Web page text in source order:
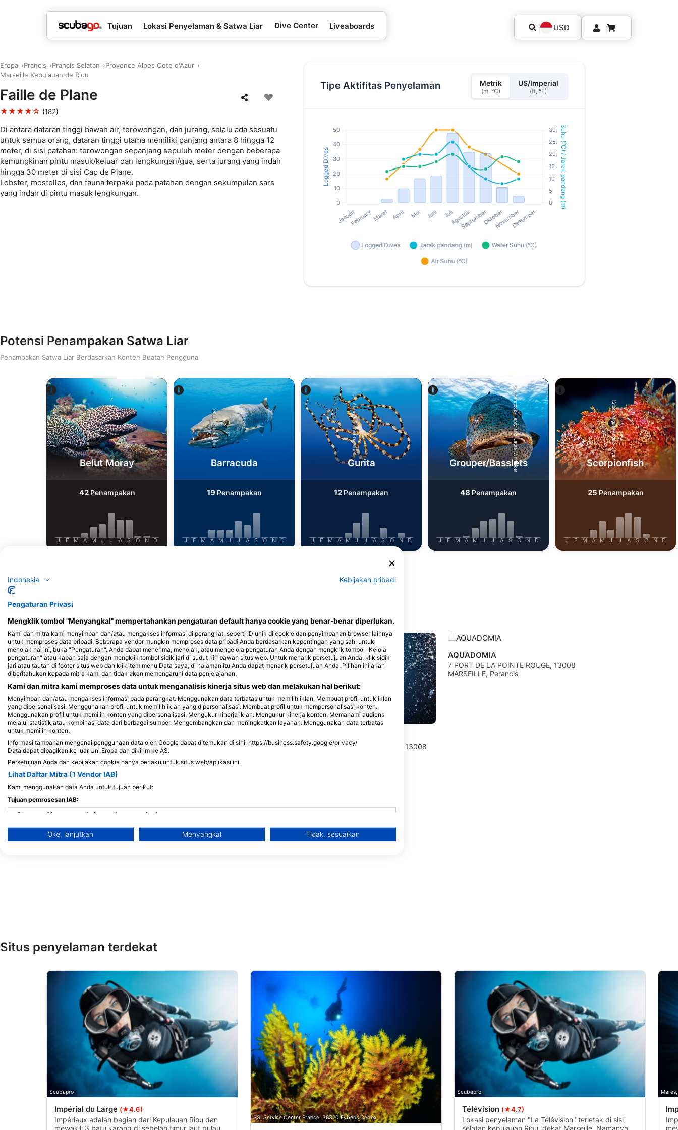
Tujuan Lokasi Penyelaman & Satwa Liar Dive Center Liveaboards USD
Eropa Prancis Prancis Selatan
Provence Alpes Cote d'Azur
Marseille Kepulauan de Riou
Faille de Plane
★★★★☆ (182)
Di antara dataran tinggi bawah air, terowongan, dan jurang, selalu ada sesuatu
untuk semua orang, dataran tinggi utama memiliki panjang antara 8 hingga 12
meter, di sisi patahan: terowongan sepanjang sepuluh meter dengan beberapa
kemungkinan pintu masuk/keluar dan lengkungan/gua, serta jurang yang indah
hingga 30 meter di sisi Cap de Plane.
Lobster, mostelles, dan fauna terpaku pada patahan dengan sekumpulan sars
yang indah di pintu masuk lengkungan.
Tipe Aktifitas Penyelaman Metrik
(m, °C)
US/Imperial
(ft, °F)
Potensi Penampakan Satwa Liar
Penampakan Satwa Liar Berdasarkan Konten Buatan Pengguna
Alamy-WaterFrame
Belut Moray
42Penampakan
J F M A M J J A S O N D
iStock-Global_Pics
Barracuda
19Penampakan
J F M A M J J A S O N D
Alamy/Reinhard Dirscherl
Gurita
12 Penampakan
J F M A M J J A S O N D
Shutterstock-Henry_and_Laura_Whittaker
Grouper/Basslets
48 Penampakan
J F M A M J J A S O N D
iStock-Miguel-Angelo-Silva.
Scorpionfish
25 Penampakan
J F M A M J J A S O N D
Pusat Penyelaman yang Melayani Situs Selam Ini
ATELIER DE LA MER
Port de la Pointe Rouge, 13008
MARSEILLE, Perancis
Port de la Pointe Rouge, 13008
MARSEILLE, Perancis
Atmos, Port de la Pointe Rouge, 13008
AQUADOMIA
7 PORT DE LA POINTE ROUGE, 13008
MARSEILLE, Perancis
UCPA Cap Croisette
chemin des Croisettes, 13008 MARSEILLE, Perancis
Situs penyelaman terdekat
Scubapro
Impérial du Large (★4.6)
Impériaux adalah bagian dari Kepulauan Riou dan
mewakili 3 batu karang di sebelah timur laut pulau,
SSI Service Center France, 38320 Eybens Cedex
Scubapro
Télévision (★4.7)
Lokasi penyelaman "La Télévision" terletak di sisi
selatan kepulauan Riou, dekat Marseille. Namanya
Indonesia Kebijakan pribadi
Pengaturan Privasi
Mengklik tombol "Menyangkal" mempertahankan pengaturan default hanya cookie yang benar-benar diperlukan.
Kami dan mitra kami menyimpan dan/atau mengakses informasi di perangkat, seperti ID unik di cookie dan penyimpanan browser lainnya
untuk memproses data pribadi. Beberapa vendor mungkin memproses data pribadi Anda berdasarkan kepentingan yang sah, untuk
menolak hal ini, buka "Pengaturan". Anda dapat menerima, menolak, atau mengelola pengaturan Anda dengan mengklik tombol "Kelola
pengaturan" atau kapan saja dengan mengklik tombol sidik jari di sudut kiri bawah situs web. Untuk menarik persetujuan Anda, klik sidik
jari atau tautan di footer situs web dan klik item menu Data saya, di halaman itu Anda dapat menarik persetujuan Anda. Pilihan ini akan
diberitahukan kepada mitra kami dan tidak akan memengaruhi data penjelajahan.
Kami dan mitra kami memproses data untuk menganalisis kinerja situs web dan melakukan hal berikut:
Menyimpan dan/atau mengakses informasi pada perangkat. Menggunakan data terbatas untuk memilih iklan. Membuat profil untuk iklan
yang dipersonalisasi. Menggunakan profil untuk memilih iklan yang dipersonalisasi. Membuat profil untuk mempersonalisasi konten.
Menggunakan profil untuk memilih konten yang dipersonalisasi. Mengukur kinerja iklan. Mengukur kinerja konten. Memahami audiens
melalui statistik atau kombinasi data dari berbagai sumber. Mengembangkan dan meningkatkan layanan. Menggunakan data terbatas
untuk memilih konten.
Informasi tambahan mengenai penggunaan data oleh Google dapat ditemukan di sini: https://business.safety.google/privacy/
Data dapat dibagikan ke luar Uni Eropa dan dikirim ke AS.
Persetujuan Anda dan kebijakan cookie hanya berlaku untuk situs web/aplikasi ini.
Lihat Daftar Mitra (1 Vendor IAB)
Kami menggunakan data Anda untuk tujuan berikut:
Tujuan pemrosesan IAB:
Store and/or access information on a device
Use limited data to select advertising
Understand audiences through statistics or combinations of data from different sources
Develop and improve services
Use limited data to select content
Use precise geolocation data
Identify devices based on information actively requested
Tujuan pemrosesan non-IAB:
Oke, lanjutkan Menyangkal Tidak, sesuaikan